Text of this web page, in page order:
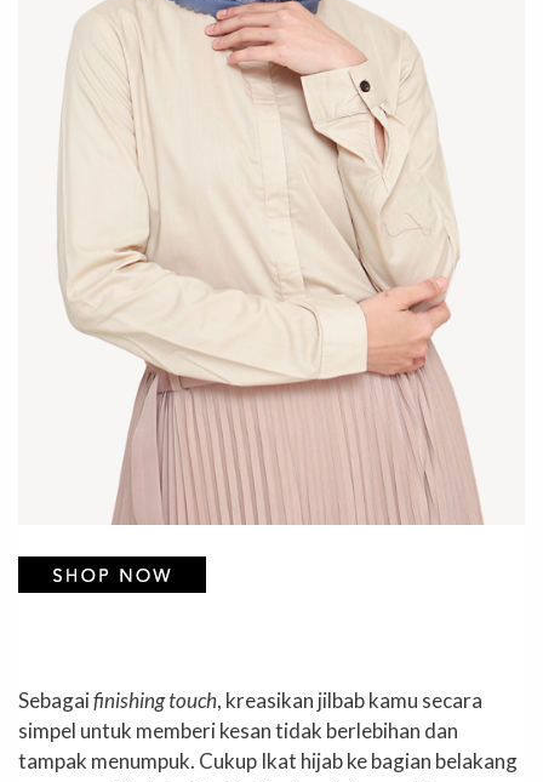
Sebagaifinishing touch, kreasikan jilbab kamu secara
simpel untuk memberi kesan tidak berlebihan dan
tampak menumpuk. Cukup Ikat hijab ke bagian belakang